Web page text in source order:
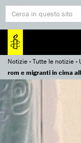
Notizie»Tutte le notizie»
rom e migranti in cima